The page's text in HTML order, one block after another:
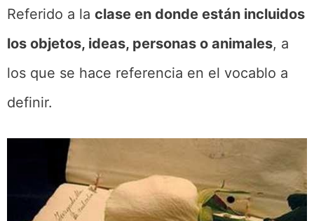
Referido a la clase en donde están incluidos
los objetos, ideas, personas o animales, a
los que se hace referencia en el vocablo a
definir.